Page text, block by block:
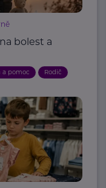
bolest a
a pomoc Rodič